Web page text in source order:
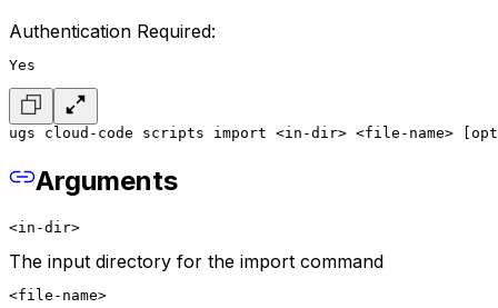
Authentication Required:
Yes
ugs cloud-code scripts import <in-dir> <file-name>
Arguments
<in-dir>
The input directory for the import command
<file-name>